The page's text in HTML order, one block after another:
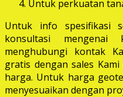
Untuk perkuatan
Untuk info spesifikasi
konsultasi mengenai
menghubungi kontak
gratis dengan sales
harga. Untuk harga
menyesuaikan dengan